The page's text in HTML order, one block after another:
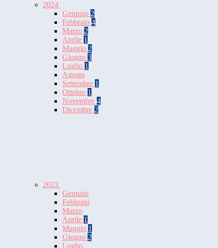
2024
Gennaio 2
Febbraio 4
Marzo 2
Aprile 1
Maggio 2
Giugno 3
Luglio 1
Agosto
Settembre 1
Ottobre 1
Novembre 4
Dicembre 2
2023
Gennaio
Febbraio
Marzo
Aprile 1
Maggio 1
Giugno 2
Luglio